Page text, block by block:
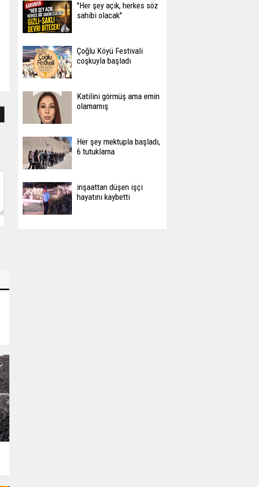
''Her şey açık, herkes söz
sahibi olacak''
Çoğlu Köyü Festivali
coşkuyla başladı
Katilini görmüş ama emin
olamamış
Her şey mektupla başladı,
6 tutuklama
inşaattan düşen işçi
hayatını kaybetti